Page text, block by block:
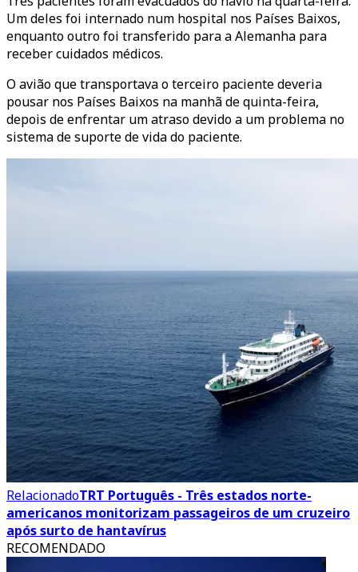
Um deles foi internado num hospital nos Países Baixos,
enquanto outro foi transferido para a Alemanha para
receber cuidados médicos.
O avião que transportava o terceiro paciente deveria
pousar nos Países Baixos na manhã de quinta-feira,
depois de enfrentar um atraso devido a um problema no
sistema de suporte de vida do paciente.
RelacionadoTRT Português - Três estados norte-
americanos monitorizam passageiros de um cruzeiro
após surto de hantavírus
RECOMENDADO